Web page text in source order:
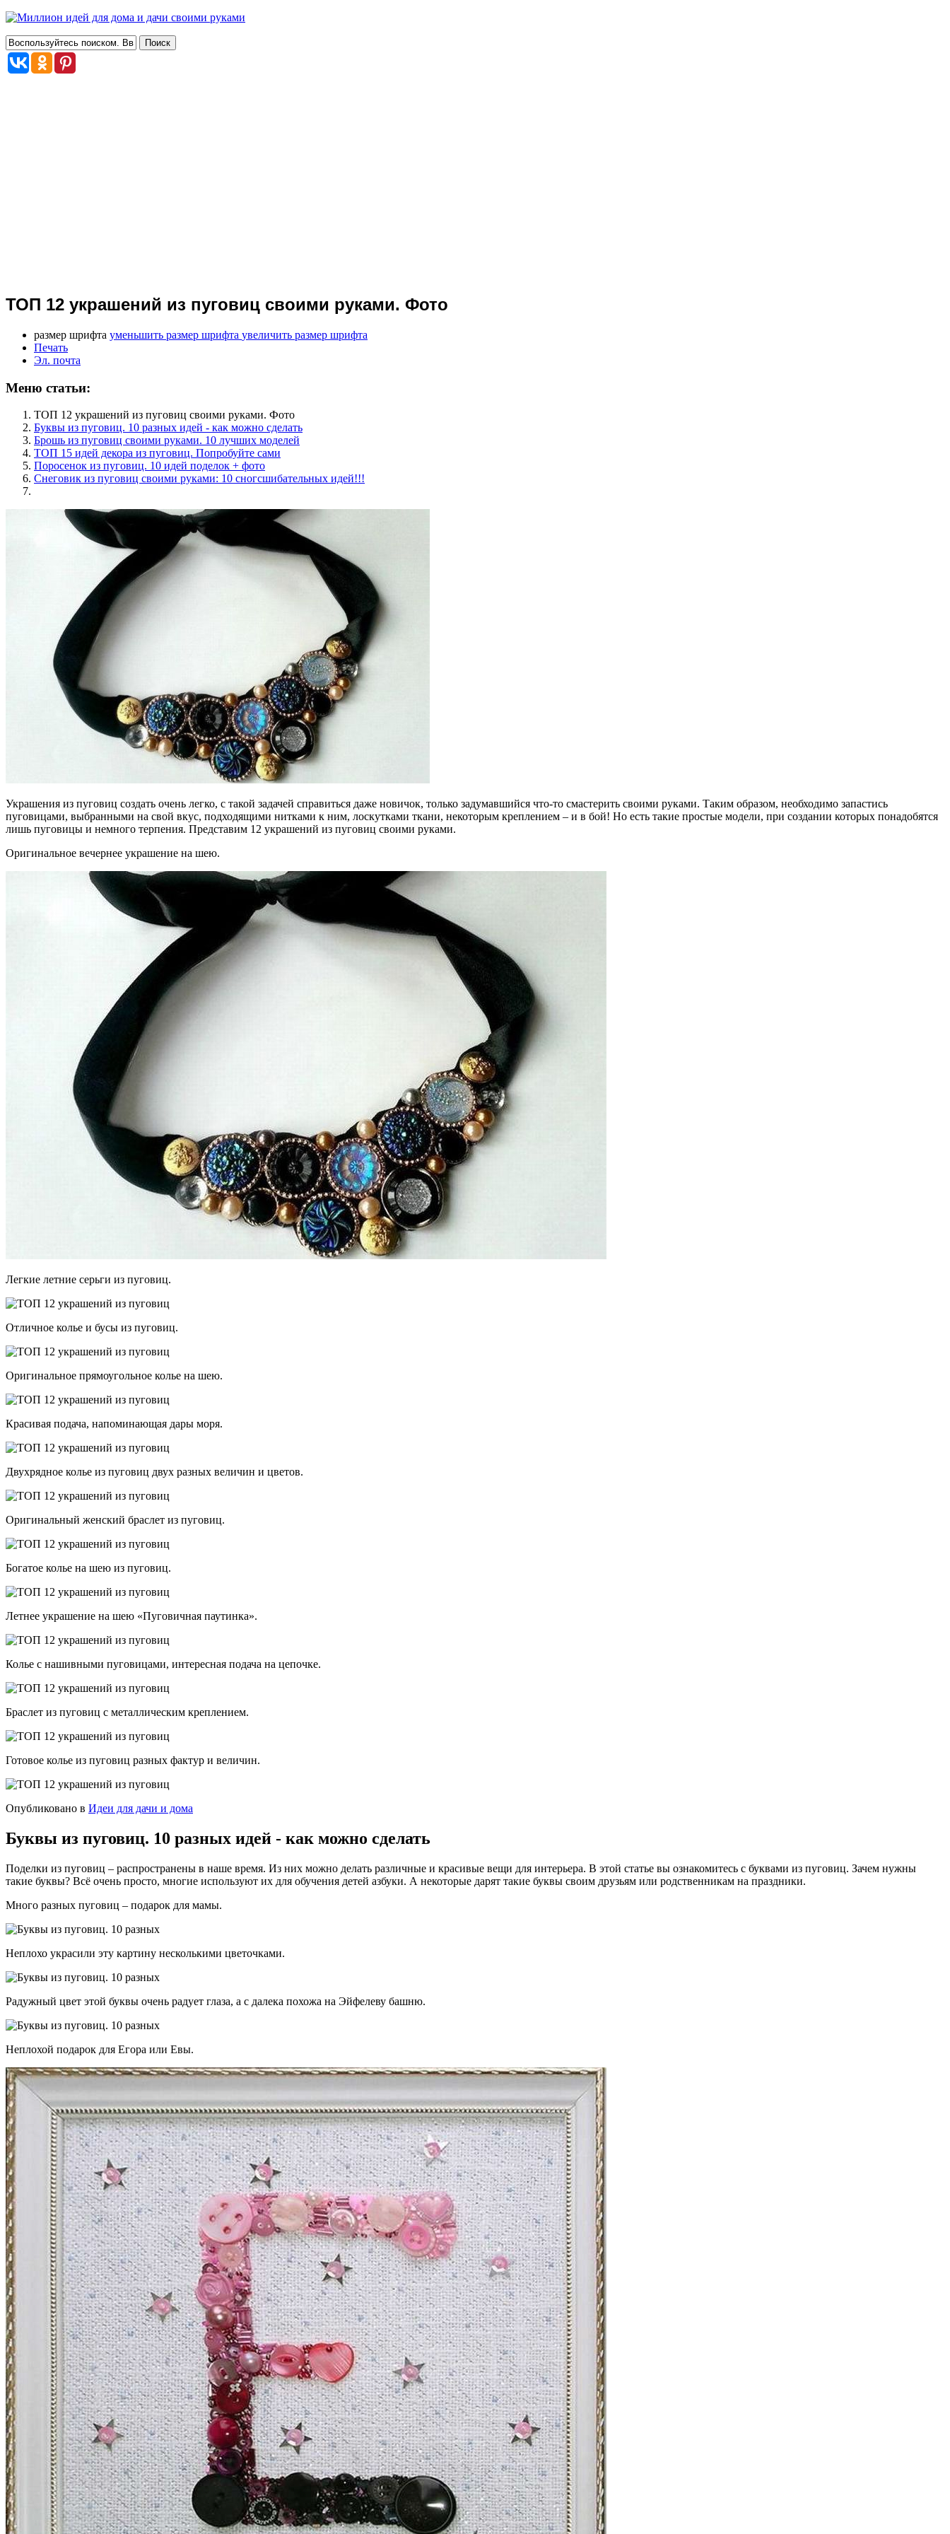
ТОП 12 украшений из пуговиц своими руками. Фото
размер шрифта уменьшить размер шрифта увеличить размер шрифта
Печать
Эл. почта
Меню статьи:
ТОП 12 украшений из пуговиц своими руками. Фото
Буквы из пуговиц. 10 разных идей - как можно сделать
Брошь из пуговиц своими руками. 10 лучших моделей
ТОП 15 идей декора из пуговиц. Попробуйте сами
Поросенок из пуговиц. 10 идей поделок + фото
Снеговик из пуговиц своими руками: 10 сногсшибательных идей!!!
Украшения из пуговиц создать очень легко, с такой задачей справиться даже новичок, только задумавшийся что-то смастерить своими руками. Таким образом, необходимо запастись
пуговицами, выбранными на свой вкус, подходящими нитками к ним, лоскутками ткани, некоторым креплением – и в бой! Но есть такие простые модели, при создании которых понадобятся
лишь пуговицы и немного терпения. Представим 12 украшений из пуговиц своими руками.
Оригинальное вечернее украшение на шею.
Легкие летние серьги из пуговиц.
Отличное колье и бусы из пуговиц.
Оригинальное прямоугольное колье на шею.
Красивая подача, напоминающая дары моря.
Двухрядное колье из пуговиц двух разных величин и цветов.
Оригинальный женский браслет из пуговиц.
Богатое колье на шею из пуговиц.
Летнее украшение на шею «Пуговичная паутинка».
Колье с нашивными пуговицами, интересная подача на цепочке.
Браслет из пуговиц с металлическим креплением.
Готовое колье из пуговиц разных фактур и величин.
Опубликовано в Идеи для дачи и дома
Буквы из пуговиц. 10 разных идей - как можно сделать
Поделки из пуговиц – распространены в наше время. Из них можно делать различные и красивые вещи для интерьера. В этой статье вы ознакомитесь с буквами из пуговиц. Зачем нужны
такие буквы? Всё очень просто, многие используют их для обучения детей азбуки. А некоторые дарят такие буквы своим друзьям или родственникам на праздники.
Много разных пуговиц – подарок для мамы.
Неплохо украсили эту картину несколькими цветочками.
Радужный цвет этой буквы очень радует глаза, а с далека похожа на Эйфелеву башню.
Неплохой подарок для Егора или Евы.